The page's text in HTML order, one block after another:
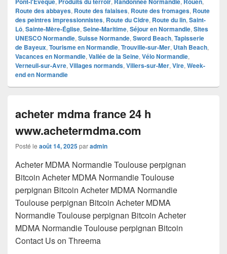
Route des abbayes, Route des falaises, Route des fromages, Route
des peintres impressionnistes, Route du Cidre, Route du lin, Saint-
Lô, Sainte-Mère-Église, Seine-Maritime, Séjour en Normandie, Sites
UNESCO Normandie, Suisse Normande, Sword Beach, Tapisserie
de Bayeux, Tourisme en Normandie, Trouville-sur-Mer, Utah Beach,
Vacances en Normandie, Vallée de la Seine, Vélo Normandie,
Verneuil-sur-Avre, Villages normands, Villers-sur-Mer, Vire, Week-
end en Normandie
acheter mdma france 24 h
www.achetermdma.com
Posté le août 14, 2025paradmin
Acheter MDMA Normandie Toulouse perpignan
Bitcoin Acheter MDMA Normandie Toulouse
perpignan Bitcoin Acheter MDMA Normandie
Toulouse perpignan Bitcoin Acheter MDMA
Normandie Toulouse perpignan Bitcoin Acheter
MDMA Normandie Toulouse perpignan Bitcoin
Contact Us on Threema